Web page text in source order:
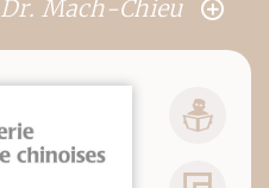
Dr. Mach-Chieu